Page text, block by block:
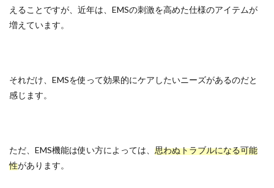
えることですが、近年は、EMSの刺激を高めた仕様のアイテムが
増えています。
それだけ、EMSを使って効果的にケアしたいニーズがあるのだと
感じます。
ただ、EMS機能は使い方によっては、 思わぬトラブルになる可能
性があります。